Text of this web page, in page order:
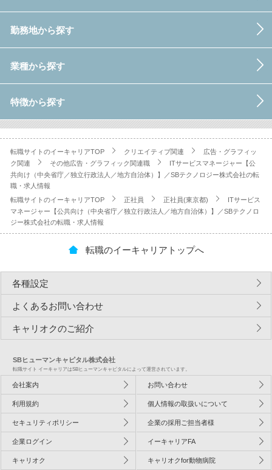
勤務地から探す
業種から探す
特徴から探す
転職サイトのイーキャリアTOP クリエイティブ関連
広告・グラフィッ
ク関連
その他広告・グラフィック関連職
ITサービスマネージャー【公
共向け（中央省庁／独立行政法人／地方自治体）】／SBテクノロジー株式会社の転
職・求人情報
転職サイトのイーキャリアTOP
正社員 正社員(東京都)
ITサービス
マネージャー【公共向け（中央省庁／独立行政法人／地方自治体）】／SBテクノロ
ジー株式会社の転職・求人情報
転職のイーキャリアトップへ
各種設定
よくあるお問い合わせ
キャリオクのご紹介
SBヒューマンキャピタル株式会社
転職サイト イーキャリアはSBヒューマンキャピタルによって運営されています。
会社案内 お問い合わせ
利用規約 個人情報の取扱いについて
セキュリティポリシー 企業の採用ご担当者様
企業ログイン イーキャリアFA
キャリオク キャリオクfor動物病院